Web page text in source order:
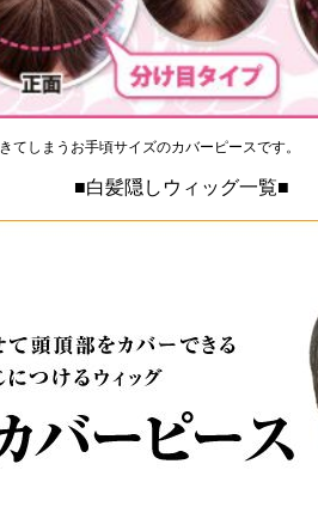
しまうお手頃サイズのカバーピースです。
■白髪隠しウィッグ一覧■